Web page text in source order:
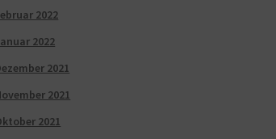
2022
2022
2021
2021
2021